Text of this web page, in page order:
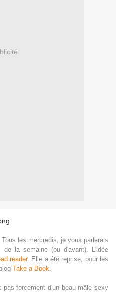
les mercredis, je vous parlerais
la semaine (ou d'avant). L'idée
reader. Elle a été reprise, pour les
Take a Book.
pas forcement d'un beau mâle sexy